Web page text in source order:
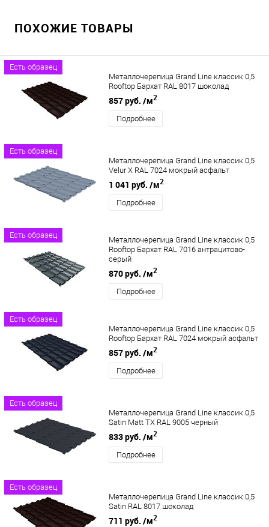
ПОХОЖИЕ ТОВАРЫ
Есть образец
Металлочерепица Grand Line классик 0,5
Rooftop Бархат RAL 8017 шоколад
857 руб. /м2
Подробнее
Есть образец
Металлочерепица Grand Line классик 0,5
Velur X RAL 7024 мокрый асфальт
1 041 руб. /м2
Подробнее
Есть образец
Металлочерепица Grand Line классик 0,5
Rooftop Бархат RAL 7016 антрацитово-
серый
870 руб. /м2
Подробнее
Есть образец
Металлочерепица Grand Line классик 0,5
Rooftop Бархат RAL 7024 мокрый асфальт
857 руб. /м2
Подробнее
Есть образец
Металлочерепица Grand Line классик 0,5
Satin Matt TX RAL 9005 черный
833 руб. /м2
Подробнее
Есть образец
Металлочерепица Grand Line классик 0,5
Satin RAL 8017 шоколад
711 руб. /м2